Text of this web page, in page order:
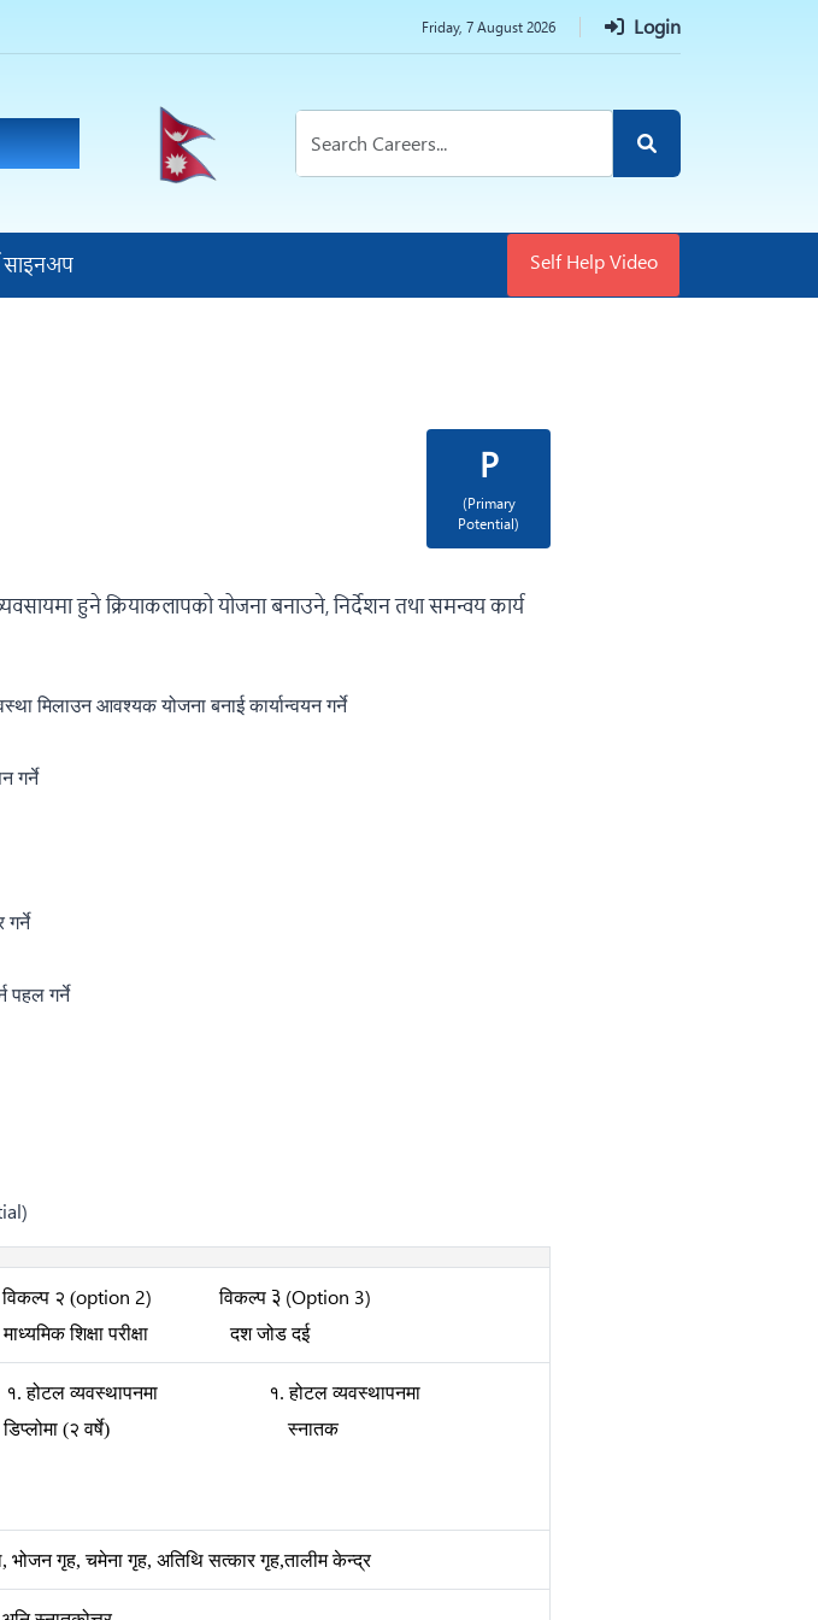
Friday, 7 August 2026 Login
साइनअप Self Help Video
P
(Primary
Potential)
हुने क्रियाकलापको योजना बनाउने, निर्देशन तथा समन्वय कार्य
मिलाउन आवश्यक योजना बनाई कार्यान्वयन गर्ने
गर्ने
पहल गर्ने
विकल्प २ (option 2) विकल्प ३ (Option 3)
माध्यमिक शिक्षा परीक्षा दश जोड दई
१. होटल व्यवस्थापनमा
१. होटल व्यवस्थापनमा
डिप्लोमा (२ वर्षे) स्नातक
, भोजन गृह,चमेना गृह, अतिथि सत्कार गृह,तालीम केन्द्र